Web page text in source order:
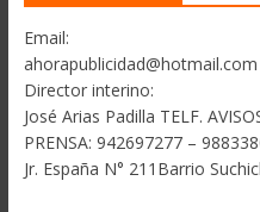
Email:
Director interino:
José Arias Padilla TELF.
PRENSA: 942697277 –
Jr. España N° 211Barrio